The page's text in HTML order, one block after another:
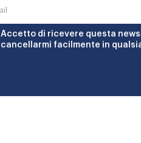
Accetto di ricevere questa
cancellarmi facilmente in